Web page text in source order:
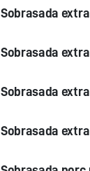
Sobrasada extra
Sobrasada
Sobrasada extra
Sobrasada